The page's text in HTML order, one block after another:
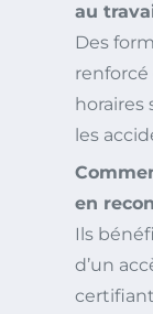
au
Des
renforcé
horaires
les
en
Ils
d’un